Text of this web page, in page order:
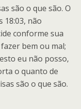
são o que são. O
18:03, não
conforme sua
bem ou mal;
eu não posso,
o quanto de
são o que são.